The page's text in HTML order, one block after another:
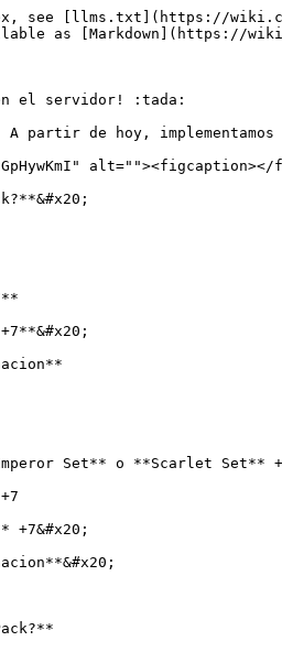
see [llms.txt](https://
as [Markdown](https://
en el servidor! :tada:
partir de hoy,
Set** o **Scarlet Set**
+7&#x20;